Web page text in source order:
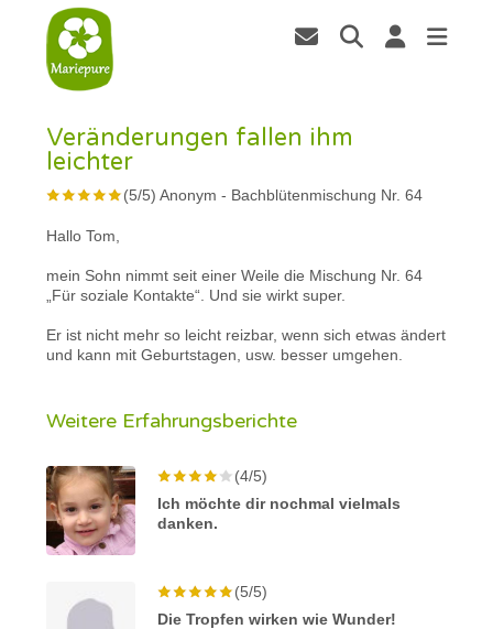
Veränderungen fallen ihm
leichter
(5/5)Anonym - Bachblütenmischung Nr. 64
Hallo Tom,
mein Sohn nimmt seit einer Weile die Mischung Nr. 64
„Für soziale Kontakte“. Und sie wirkt super.
Er ist nicht mehr so leicht reizbar, wenn sich etwas ändert
und kann mit Geburtstagen, usw. besser umgehen.
Weitere Erfahrungsberichte
(4/5)
Ich möchte dir nochmal vielmals
danken.
(5/5)
Die Tropfen wirken wie Wunder!